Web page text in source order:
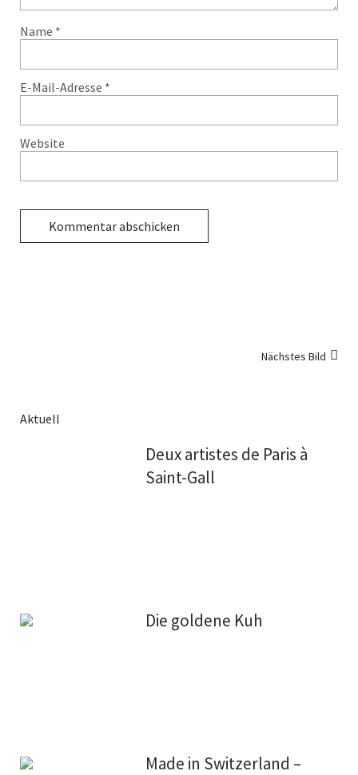
Name *
E-Mail-Adresse *
Website
Nächstes Bild
Aktuell
Deux artistes de Paris à
Saint-Gall
Die goldene Kuh
Made in Switzerland –